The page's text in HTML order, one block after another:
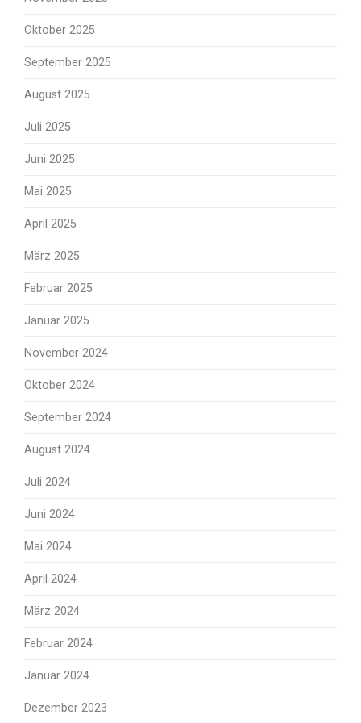
Oktober 2025
September 2025
August 2025
Juli 2025
Juni 2025
Mai 2025
April 2025
März 2025
Februar 2025
Januar 2025
November 2024
Oktober 2024
September 2024
August 2024
Juli 2024
Juni 2024
Mai 2024
April 2024
März 2024
Februar 2024
Januar 2024
Dezember 2023